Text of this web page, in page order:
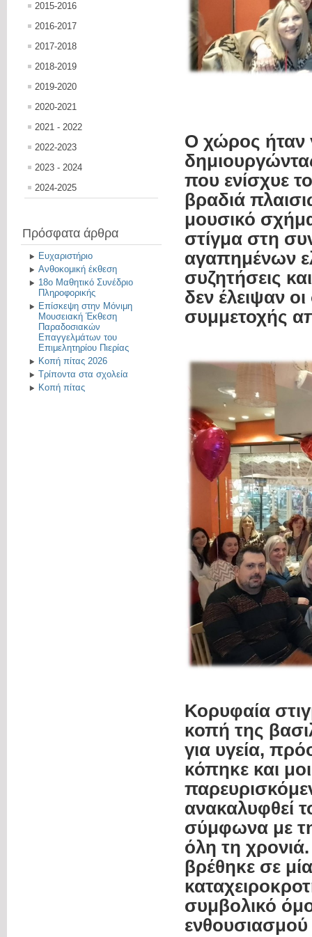
2015-2016
2016-2017
2017-2018
2018-2019
2019-2020
2020-2021
2021 - 2022
2022-2023
2023 - 2024
2024-2025
Πρόσφατα άρθρα
Ευχαριστήριο
Ανθοκομική έκθεση
18ο Μαθητικό Συνέδριο
Πληροφορικής
Επίσκεψη στην Μόνιμη
Μουσειακή Έκθεση
Παραδοσιακών
Επαγγελμάτων του
Επιμελητηρίου Πιερίας
Κοπή πίτας 2026
Τρίποντα στα σχολεία
Κοπή πίτας
Ο χώρος ήταν
που ενίσχυε
βραδιά
μουσικό
στίγμα στη
αγαπημένων
συζητήσεις
δεν έλειψαν
συμμετοχής
Κορυφαία
κοπή της
για υγεία,
κόπηκε και
ανακαλυφθεί
σύμφωνα με
όλη τη
βρέθηκε σε
συμβολικό
ενθουσιασμού